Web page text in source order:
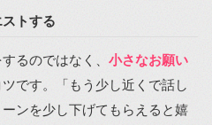
トする
るのではなく、 小さなお願い
です。「もう少し近くで話し
ンを少し下げてもらえると嬉